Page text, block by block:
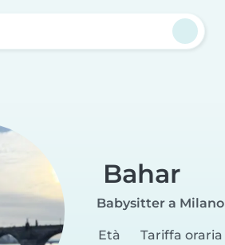
Bahar
Babysitter a Milano
Età
Tariffa oraria